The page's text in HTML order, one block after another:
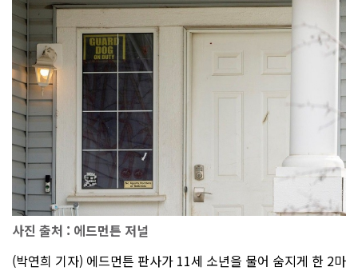
사진 출처 : 에드먼튼 저널
(박연희 기자) 에드먼튼 판사가 11세 소년을 물어 숨지게 한 2마